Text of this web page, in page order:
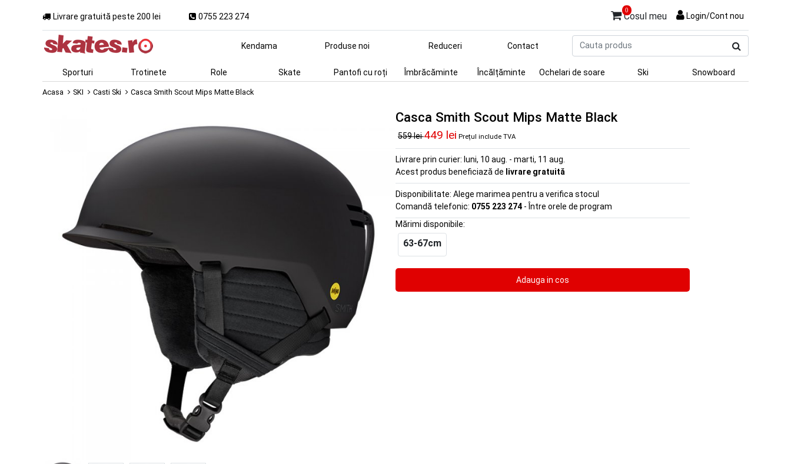
Livrare gratuită peste 200 lei 0755 223 274
0
Cosul meu Login/Cont nou
produs
Kendama Produse noi Reduceri Contact
Sporturi Trotinete Role Skate Pantofi cu roți Îmbrăcăminte Încălțăminte Ochelari de soare Ski Snowboard
Acasa SKI Casti Ski Casca Smith Scout Mips Matte Black
Casca Smith Scout Mips Matte Black
559 lei449 lei Prețul include TVA
Livrare prin curier: luni, 10 aug. - marti, 11 aug.
Acest produs beneficiază de livrare gratuită
Disponibilitate: Alege marimea pentru a verifica stocul
Comandă telefonic: 0755 223 274 - Între orele de program
Mărimi disponibile:
63-67cm